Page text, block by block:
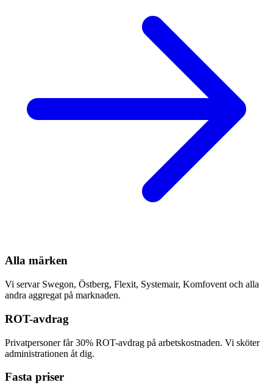
Alla märken
Vi servar Swegon, Östberg, Flexit, Systemair, Komfovent och alla
andra aggregat på marknaden.
ROT-avdrag
Privatpersoner får 30% ROT-avdrag på arbetskostnaden. Vi sköter
administrationen åt dig.
Fasta priser